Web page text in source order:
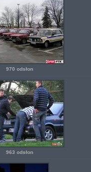
970 odsłon
963 odsłon